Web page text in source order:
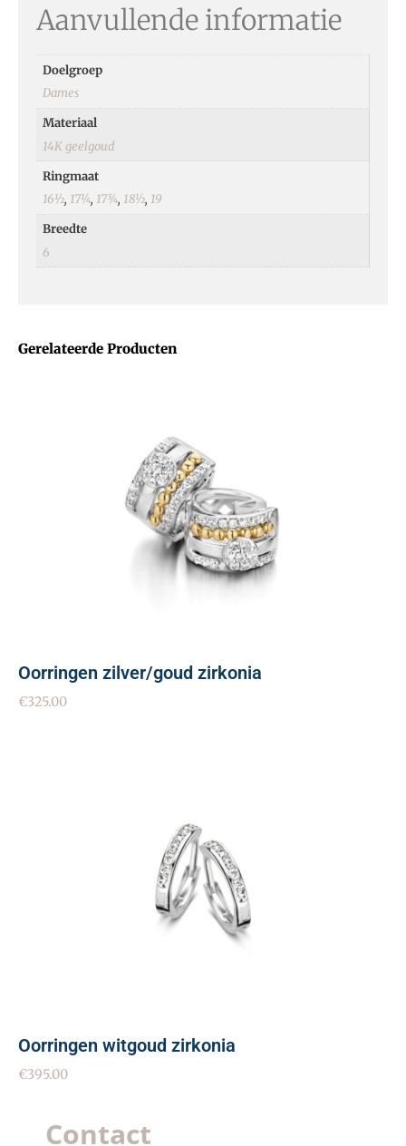
Gerelateerde Producten
Oorringen zilver/goud zirkonia
€325.00
Oorringen witgoud zirkonia
€395.00
Aanvullende informatie
Doelgroep
Dames
Materiaal
14K geelgoud
Ringmaat
16½, 17¼, 17¾, 18½, 19
Breedte
6
Contact